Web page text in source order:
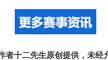
者十二先生原创提供，未经